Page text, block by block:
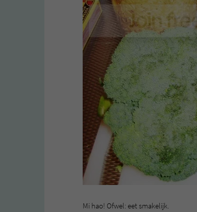
Mi hao! Ofwel: eet smakelijk.